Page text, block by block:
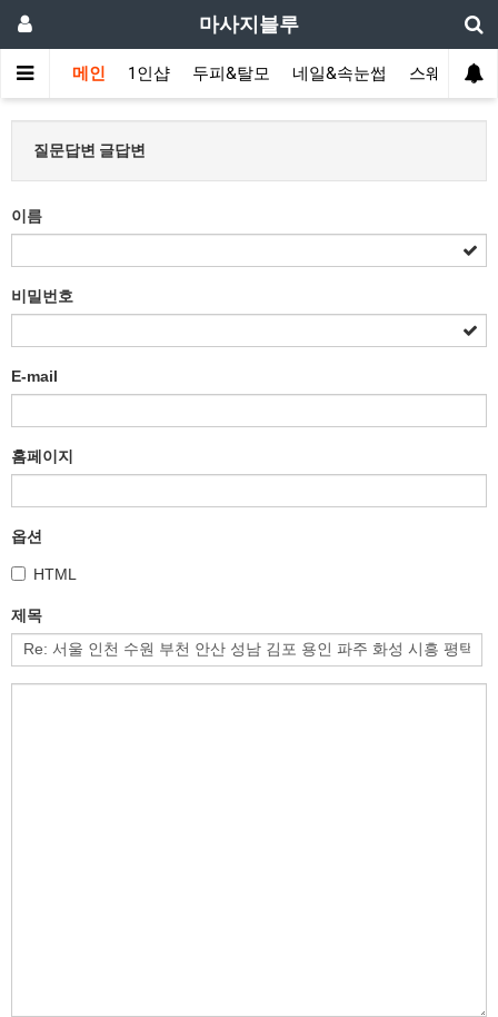
마사지블루
메인 1인샵 두피&탈모 네일&속눈썹 스웨디시(
질문답변 글답변
이름
비밀번호
E-mail
홈페이지
옵션
HTML
제목